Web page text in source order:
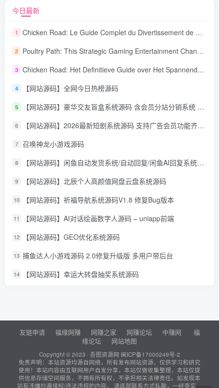
今日最新
1 Chicken Road: Le Guide Complet du Divertissement de Maison de Jeu Stratégique
2 Poultry Path: This Strategic Gaming Entertainment Changing Sequence Forecasting
3 Chicken Road: Het Definitieve Guide over Het Spannende Gokspel
4 【网站源码】全网今日热榜源码
5 【网站源码】豪华交友盲盒系统源码 含会员分站分销系统 可易支付
6 【网站源码】2026最新短剧系统源码 支持广告会员功能齐全短剧源码
7 召唤神龙小游戏源码
8 【网站源码】闲鱼自动发货系统/自动回复/闲鱼AI回复系统源码
9 【网站源码】北辰个人高颜值网盘云盘系统源码
10 【网站源码】祈福导航系统源码V1.8 修复Bug版本
11 【网站源码】AI对话绘画数字人源码 – uniapp前端
12 【网站源码】GEO优化系统源码
13 捕鱼达人小游戏源码 2.0修复升级版 多用户带后台
14 【网站源码】幸运大转盘抽奖系统源码
友链申请 福缘网赚 网赚之家 网赚论坛 中赚网
福
缘论坛
网站地图
Copyright © 2023 · 吾图资源网 闽ICP备17000249号-2
免责声明：本站资源均源自网络，所有发布网站资源，仅供学习和研究
使用！本站内容由互联网用户自发分享，本站仅做收集整理，本站仅提
供信息存储空间服务，不拥有所有权，不承担相关法律责任。如发现本
站有涉嫌抄袭侵权/违法违规的内容， 请底部联系方式私聊，一经查实，